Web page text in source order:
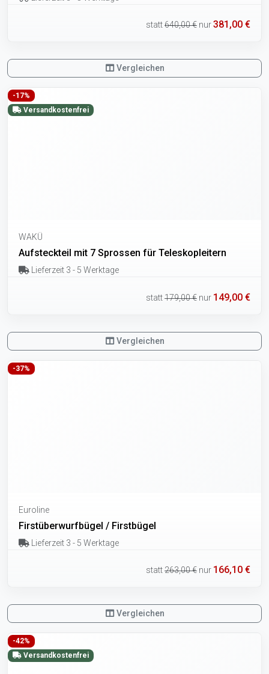
statt640,00 € nur381,00 €
Vergleichen
-17%
Versandkostenfrei
WAKÜ
Aufsteckteil mit 7 Sprossen für Teleskopleitern
Lieferzeit 3 - 5 Werktage
statt179,00 € nur 149,00 €
Vergleichen
-37%
Euroline
Firstüberwurfbügel / Firstbügel
Lieferzeit 3 - 5 Werktage
statt263,00 € nur 166,10 €
Vergleichen
-42%
Versandkostenfrei